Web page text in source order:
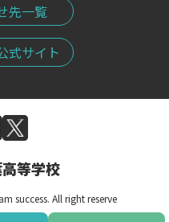
先一覧
式サイト
等学校
success. All right reserve